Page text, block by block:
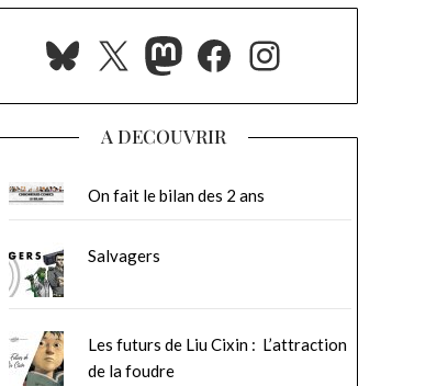
Bluesky
X Mastodon
Facebook
Instagram
A DECOUVRIR
On fait le bilan des 2 ans
Salvagers
Les futurs de Liu Cixin : L’attraction
de la foudre